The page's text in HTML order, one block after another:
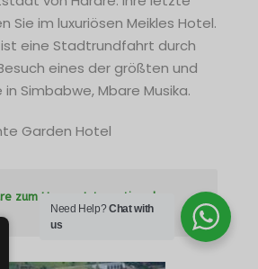
Sie im luxuriösen Meikles Hotel.
eine Stadtrundfahrt durch
eines der größten und
Simbabwe, Mbare Musika.
Garden Hotel
zum Harare International
Need Help?Chat with
us